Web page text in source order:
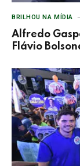
BRILHOU NA MÍDIA
Alfredo
Flávio